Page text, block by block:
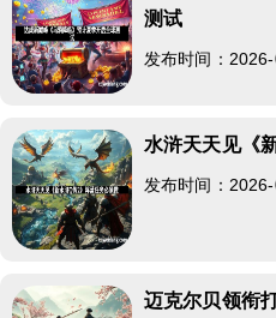
测试
发布时间：
水浒天天见《
发布时间：
迈克尔贝领衔